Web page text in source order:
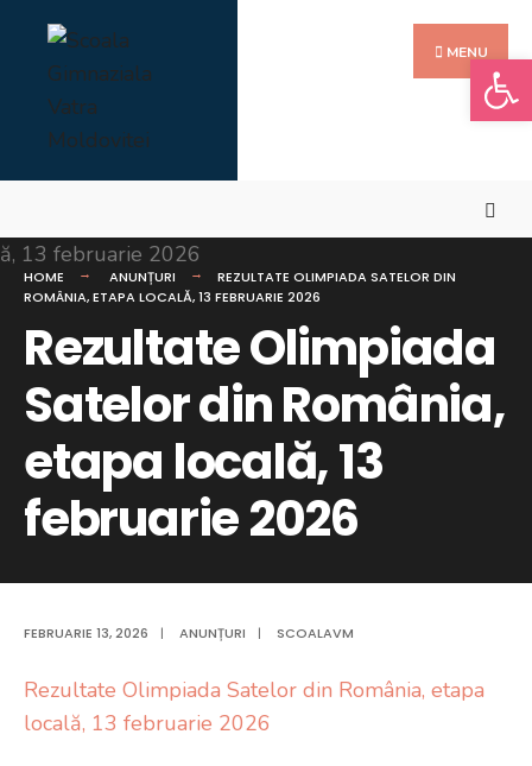
Skip
content
MENU
HOME ANUNȚURI
REZULTATE OLIMPIADA SATELOR DIN
ROMÂNIA, ETAPA LOCALĂ, 13 FEBRUARIE 2026
Rezultate Olimpiada
Satelor din România,
etapa locală, 13
februarie 2026
FEBRUARIE 13, 2026 | ANUNȚURI | SCOALAVM
Rezultate Olimpiada Satelor din România, etapa
locală, 13 februarie 2026
for:
Search